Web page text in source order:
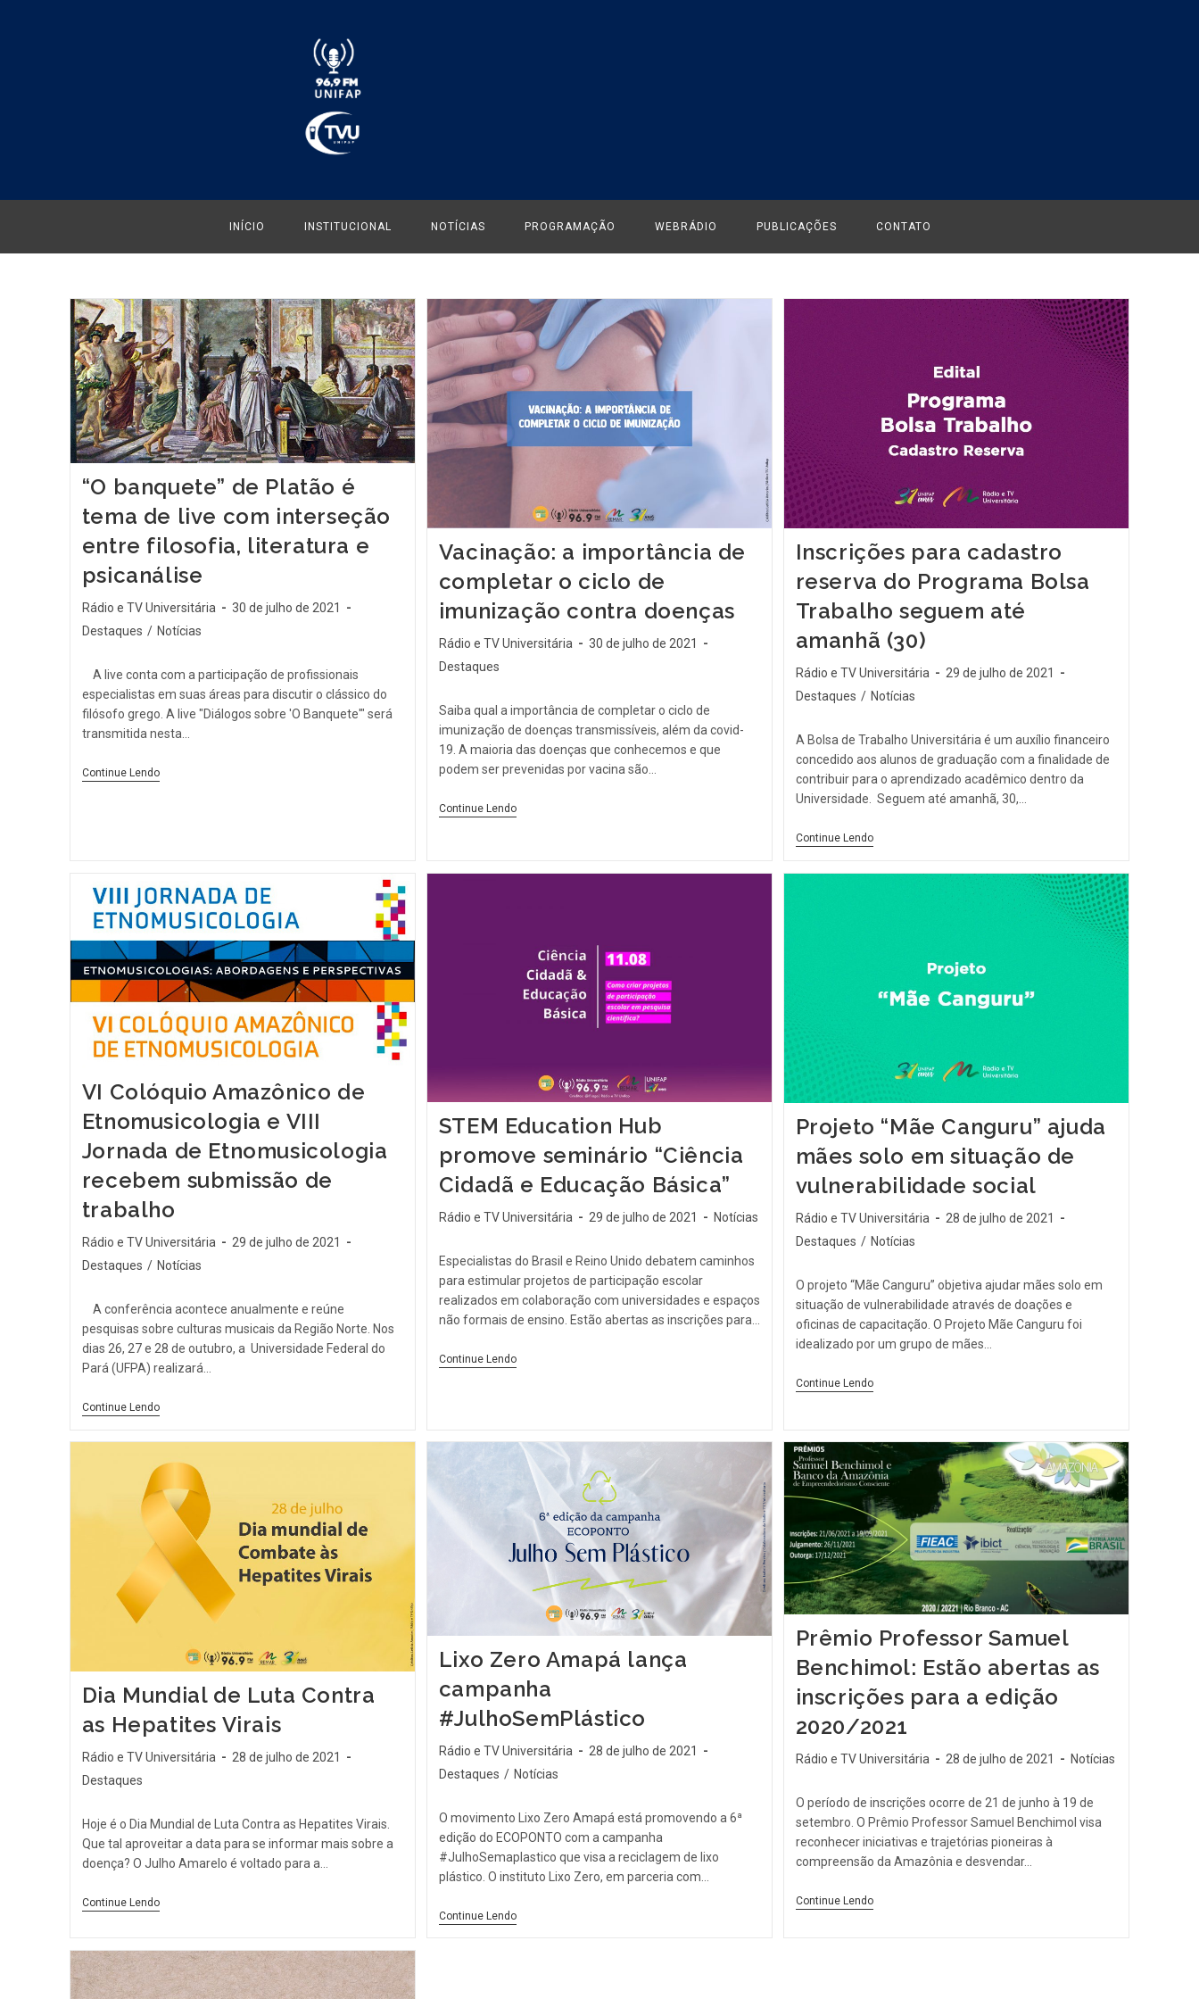
INÍCIO INSTITUCIONAL NOTÍCIAS PROGRAMAÇÃO WEBRÁDIO PUBLICAÇÕES CONTATO
“O banquete” de Platão é
tema de live com interseção
entre filosofia, literatura e
psicanálise
Rádio e TV Universitária
30 de julho de 2021
Destaques / Notícias
A live conta com a participação de profissionais
especialistas em suas áreas para discutir o clássico do
filósofo grego. A live "Diálogos sobre 'O Banquete'" será
transmitida nesta…
Continue Lendo
Vacinação: a importância de
completar o ciclo de
imunização contra doenças
Rádio e TV Universitária
30 de julho de 2021
Destaques
Saiba qual a importância de completar o ciclo de
imunização de doenças transmissíveis, além da covid-
19. A maioria das doenças que conhecemos e que
podem ser prevenidas por vacina são…
Continue Lendo
Inscrições para cadastro
reserva do Programa Bolsa
Trabalho seguem até
amanhã (30)
Rádio e TV Universitária
29 de julho de 2021
Destaques / Notícias
A Bolsa de Trabalho Universitária é um auxílio financeiro
concedido aos alunos de graduação com a finalidade de
contribuir para o aprendizado acadêmico dentro da
Universidade. Seguem até amanhã, 30,…
Continue Lendo
VI Colóquio Amazônico de
Etnomusicologia e VIII
Jornada de Etnomusicologia
recebem submissão de
trabalho
Rádio e TV Universitária
29 de julho de 2021
Destaques / Notícias
A conferência acontece anualmente e reúne
pesquisas sobre culturas musicais da Região Norte. Nos
dias 26, 27 e 28 de outubro, a Universidade Federal do
Pará (UFPA) realizará…
Continue Lendo
STEM Education Hub
promove seminário “Ciência
Cidadã e Educação Básica”
Rádio e TV Universitária 29 de julho de 2021 Notícias
Especialistas do Brasil e Reino Unido debatem caminhos
para estimular projetos de participação escolar
realizados em colaboração com universidades e espaços
não formais de ensino. Estão abertas as inscrições para…
Continue Lendo
Projeto “Mãe Canguru” ajuda
mães solo em situação de
vulnerabilidade social
Rádio e TV Universitária
28 de julho de 2021
Destaques / Notícias
O projeto “Mãe Canguru” objetiva ajudar mães solo em
situação de vulnerabilidade através de doações e
oficinas de capacitação. O Projeto Mãe Canguru foi
idealizado por um grupo de mães…
Continue Lendo
Dia Mundial de Luta Contra
as Hepatites Virais
Rádio e TV Universitária
28 de julho de 2021
Destaques
Hoje é o Dia Mundial de Luta Contra as Hepatites Virais.
Que tal aproveitar a data para se informar mais sobre a
doença? O Julho Amarelo é voltado para a…
Continue Lendo
Lixo Zero Amapá lança
campanha
#JulhoSemPlástico
Rádio e TV Universitária
28 de julho de 2021
Destaques / Notícias
O movimento Lixo Zero Amapá está promovendo a 6ª
edição do ECOPONTO com a campanha
#JulhoSemaplastico que visa a reciclagem de lixo
plástico. O instituto Lixo Zero, em parceria com…
Continue Lendo
Prêmio Professor Samuel
Benchimol: Estão abertas as
inscrições para a edição
2020/2021
Rádio e TV Universitária 28 de julho de 2021 Notícias
O período de inscrições ocorre de 21 de junho à 19 de
setembro. O Prêmio Professor Samuel Benchimol visa
reconhecer iniciativas e trajetórias pioneiras à
compreensão da Amazônia e desvendar…
Continue Lendo